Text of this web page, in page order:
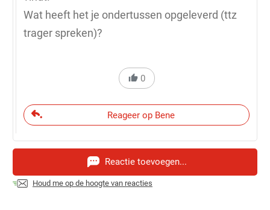
Wat heeft het je ondertussen opgeleverd (ttz
trager spreken)?
0
Reageer op Bene
Reactie toevoegen...
Houd me op de hoogte van reacties